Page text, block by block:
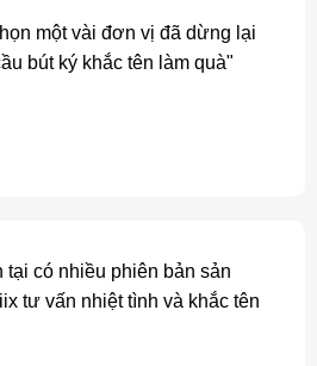
một vài đơn vị đã dừng lại
bút ký khắc tên làm quà"
tại có nhiều phiên bản sản
tư vấn nhiệt tình và khắc tên